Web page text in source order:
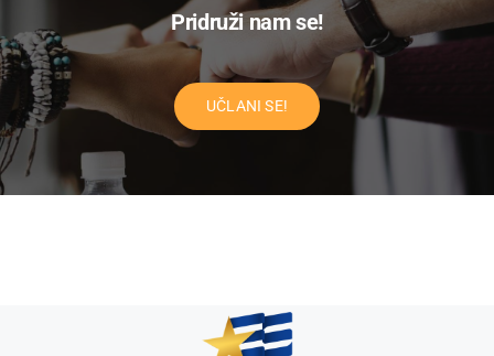
Pridruži nam se!
UČLANI SE!